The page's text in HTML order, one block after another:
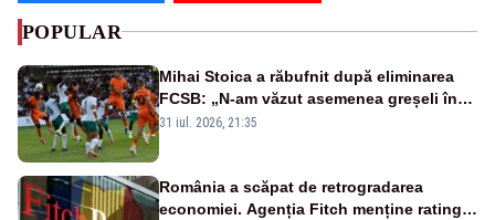
POPULAR
Mihai Stoica a răbufnit după eliminarea
FCSB: „N-am văzut asemenea greșeli în
190 de meciuri europene”
31 iul. 2026, 21:35
România a scăpat de retrogradarea
economiei. Agenția Fitch menține ratingul